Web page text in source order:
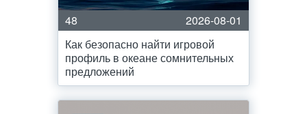
48
2026-08-01
Как безопасно найти игровой
профиль в океане сомнительных
предложений